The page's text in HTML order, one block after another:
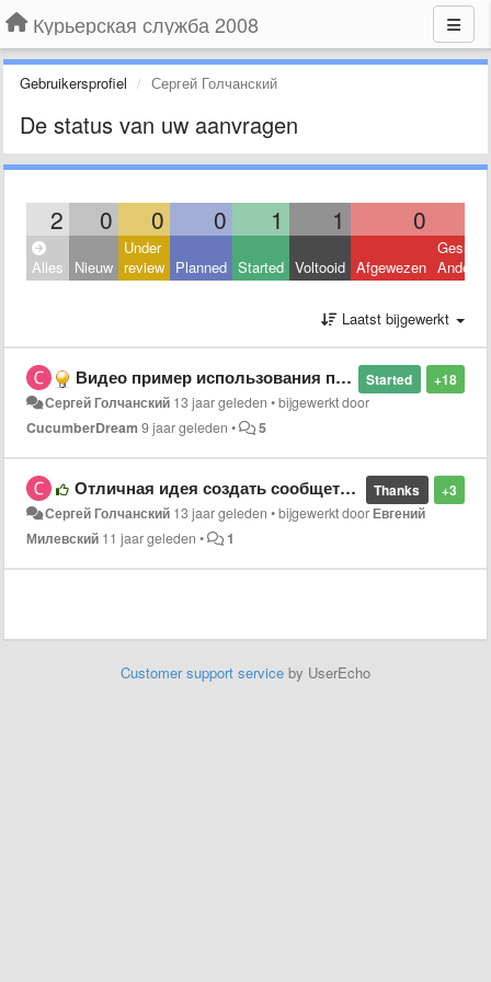
Курьерская служба 2008
Gebruikersprofiel Сергей Голчанский
De status van uw aanvragen
2 0 0 0 1 1 0
Alles Nieuw
Under
review Planned Started Voltooid Afgewezen Andere
Laatst bijgewerkt
+18
Started
Видео пример использования программы
Сергей Голчанский 13 jaar geleden •bijgewerkt door
CucumberDream 9 jaar geleden • 5
+3
Thanks
Отличная идея создать сообщетво!
Сергей Голчанский 13 jaar geleden •bijgewerkt doorЕвгений
Милевский 11 jaar geleden • 1
Customer support service by UserEcho